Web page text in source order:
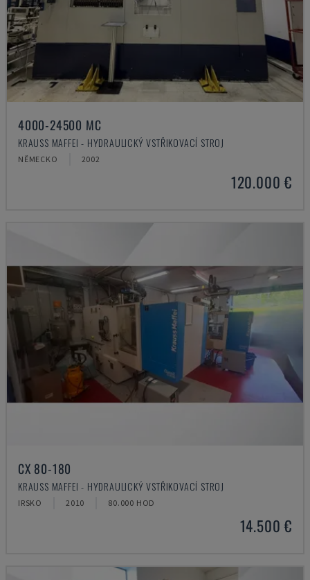
4000-24500 MC
KRAUSS MAFFEI - HYDRAULICKÝ VSTŘIKOVACÍ STROJ
NĚMECKO 2002
120.000 €
CX 80-180
KRAUSS MAFFEI - HYDRAULICKÝ VSTŘIKOVACÍ STROJ
IRSKO 2010 80.000 HOD
14.500 €